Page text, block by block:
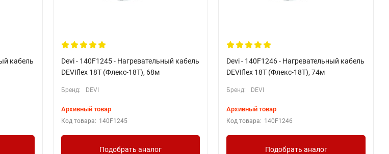
кабель
Devi - 140F1245 - Нагревательный кабель
DEVIflex 18T (Флекс-18Т), 68м
Бренд: DEVI
Архивный товар
Код товара: 140F1245
Подобрать аналог
Devi - 140F1246 - Нагревательный кабель
DEVIflex 18T (Флекс-18Т), 74м
Бренд: DEVI
Архивный товар
Код товара: 140F1246
Подобрать аналог